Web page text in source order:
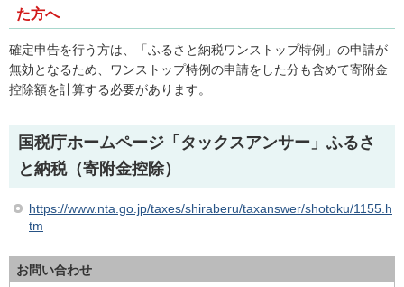
た方へ
確定申告を行う方は、「ふるさと納税ワンストップ特例」の申請が
無効となるため、ワンストップ特例の申請をした分も含めて寄附金
控除額を計算する必要があります。
国税庁ホームページ「タックスアンサー」ふるさ
と納税（寄附金控除）
https://www.nta.go.jp/taxes/shiraberu/taxanswer/shotoku/1155.h
tm
お問い合わせ